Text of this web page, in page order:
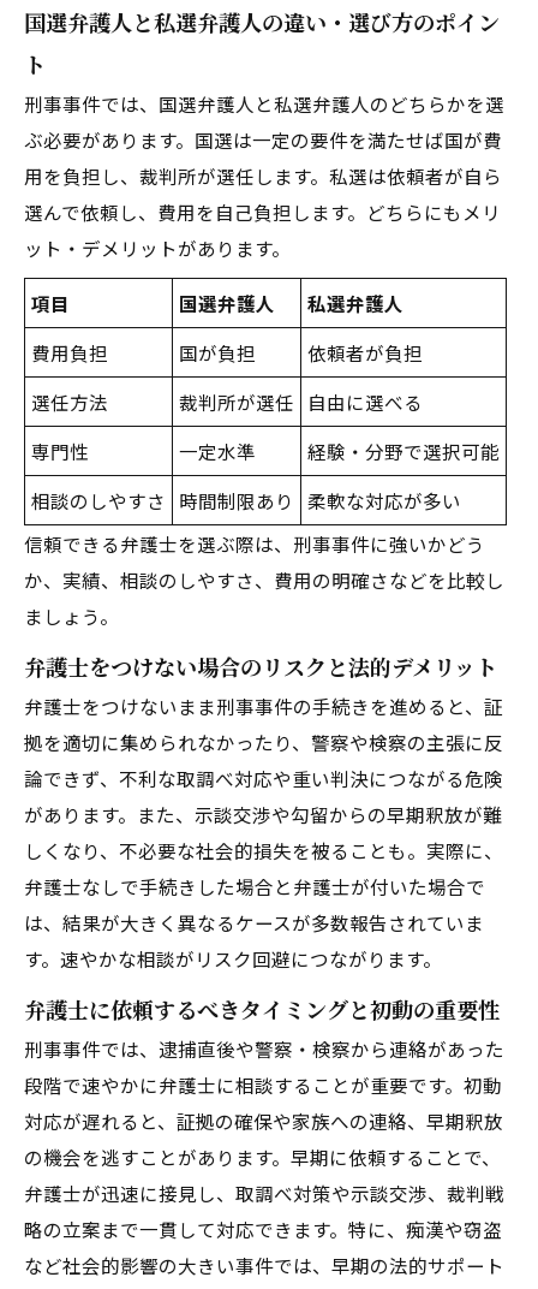
国選弁護人と私選弁護人の違い・選び方のポイン
ト
刑事事件では、国選弁護人と私選弁護人のどちらかを選
ぶ必要があります。国選は一定の要件を満たせば国が費
用を負担し、裁判所が選任します。私選は依頼者が自ら
選んで依頼し、費用を自己負担します。どちらにもメリ
ット・デメリットがあります。
項目 国選弁護人
私選弁護人
費用負担
国が負担
依頼者が負担
選任方法
裁判所が選任
自由に選べる
専門性
一定水準
経験・分野で選択可能
相談のしやすさ
時間制限あり
柔軟な対応が多い
信頼できる弁護士を選ぶ際は、刑事事件に強いかどう
か、実績、相談のしやすさ、費用の明確さなどを比較し
ましょう。
弁護士をつけない場合のリスクと法的デメリット
弁護士をつけないまま刑事事件の手続きを進めると、証
拠を適切に集められなかったり、警察や検察の主張に反
論できず、不利な取調べ対応や重い判決につながる危険
があります。また、示談交渉や勾留からの早期釈放が難
しくなり、不必要な社会的損失を被ることも。実際に、
弁護士なしで手続きした場合と弁護士が付いた場合で
は、結果が大きく異なるケースが多数報告されていま
す。速やかな相談がリスク回避につながります。
弁護士に依頼するべきタイミングと初動の重要性
刑事事件では、逮捕直後や警察・検察から連絡があった
段階で速やかに弁護士に相談することが重要です。初動
対応が遅れると、証拠の確保や家族への連絡、早期釈放
の機会を逃すことがあります。早期に依頼することで、
弁護士が迅速に接見し、取調べ対策や示談交渉、裁判戦
略の立案まで一貫して対応できます。特に、痴漢や窃盗
など社会的影響の大きい事件では、早期の法的サポート